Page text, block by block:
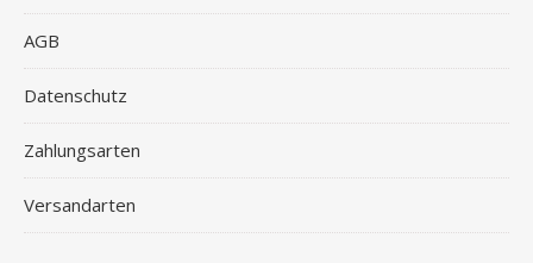
AGB
Datenschutz
Zahlungsarten
Versandarten